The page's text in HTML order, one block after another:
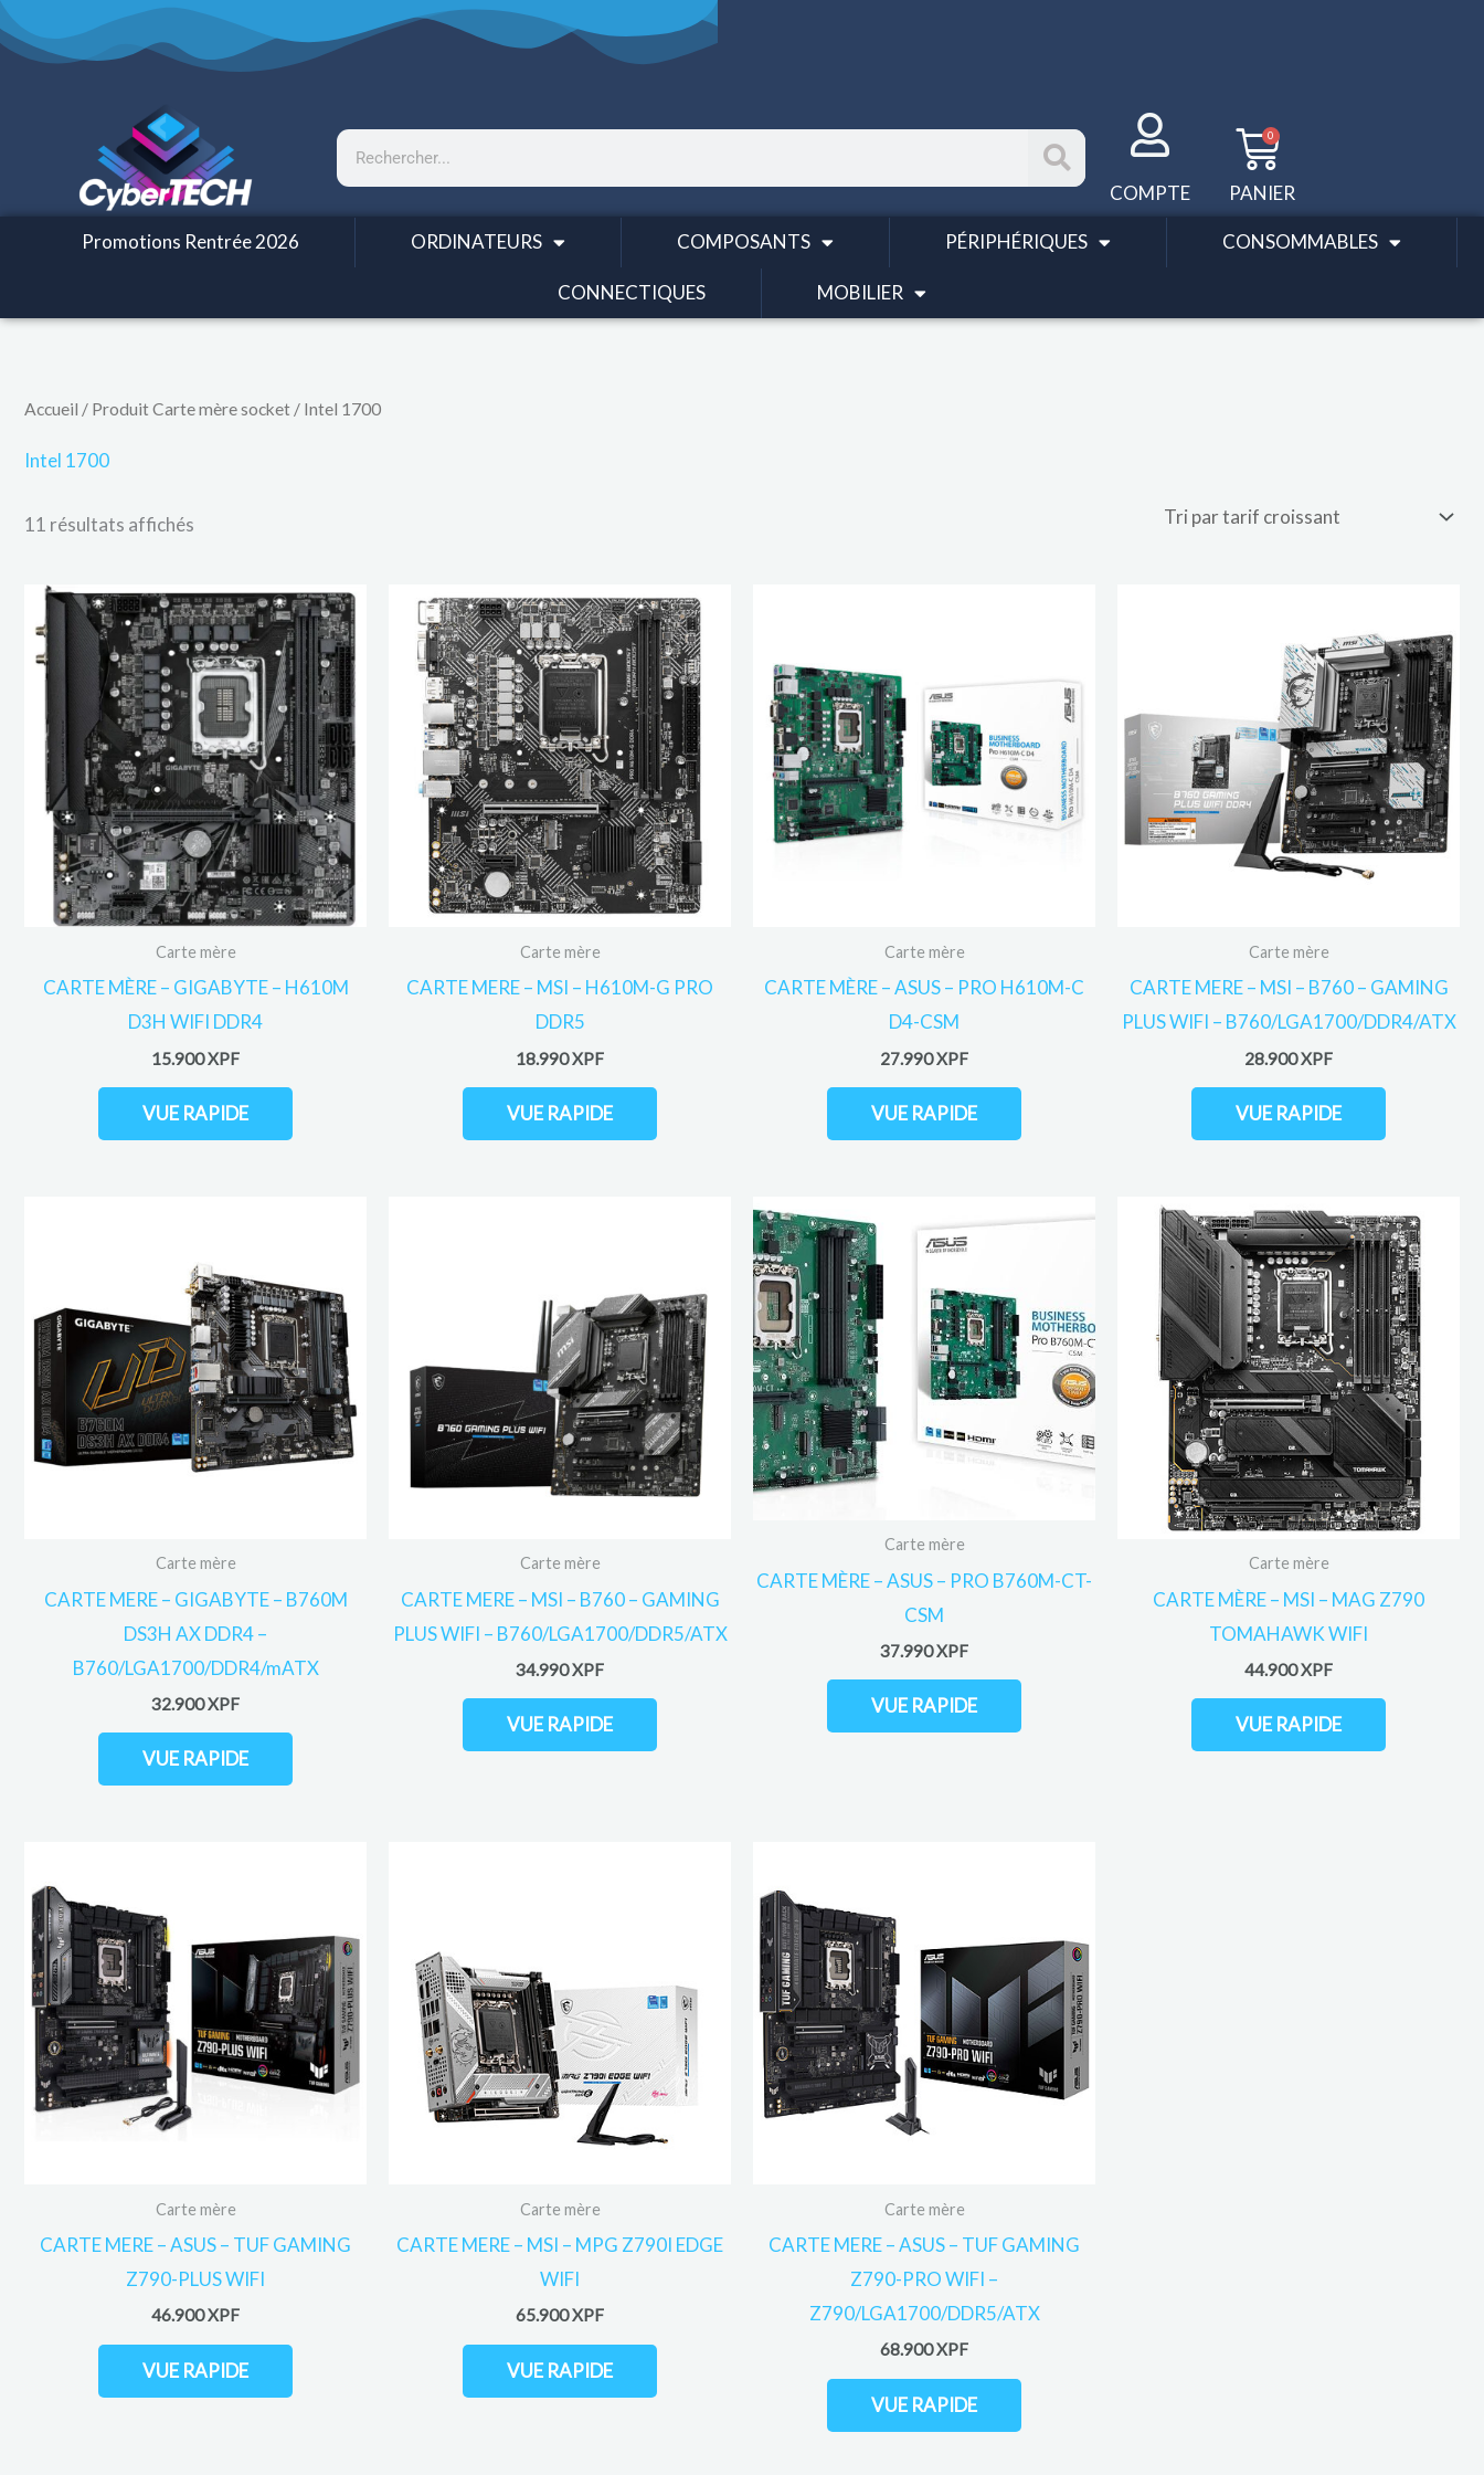
Aller
au
Rechercher
COMPTE
0
Panier
PANIER
Promotions Rentrée 2026 ORDINATEURS COMPOSANTS PÉRIPHÉRIQUES CONSOMMABLES
CONNECTIQUES MOBILIER
Accueil / Produit Carte mère socket / Intel 1700
Intel 1700
11 résultats affichés
Trié
par
Carte mère
CARTE MÈRE – GIGABYTE – H610M
D3H WIFI DDR4
15.900XPF
VUE RAPIDE
Carte mère
CARTE MERE – MSI – H610M-G PRO
DDR5
18.990XPF
VUE RAPIDE
Carte mère
CARTE MÈRE – ASUS – PRO H610M-C
D4-CSM
27.990XPF
VUE RAPIDE
Carte mère
CARTE MERE – MSI – B760 – GAMING
PLUS WIFI – B760/LGA1700/DDR4/ATX
28.900XPF
VUE RAPIDE
Carte mère
CARTE MERE – GIGABYTE – B760M
DS3H AX DDR4 –
B760/LGA1700/DDR4/mATX
32.900XPF
VUE RAPIDE
Carte mère
CARTE MERE – MSI – B760 – GAMING
PLUS WIFI – B760/LGA1700/DDR5/ATX
34.990XPF
VUE RAPIDE
Carte mère
CARTE MÈRE – ASUS – PRO B760M-CT-
CSM
37.990XPF
VUE RAPIDE
Carte mère
CARTE MÈRE – MSI – MAG Z790
TOMAHAWK WIFI
44.900XPF
VUE RAPIDE
Carte mère
CARTE MERE – ASUS – TUF GAMING
Z790-PLUS WIFI
46.900XPF
VUE RAPIDE
Carte mère
CARTE MERE – MSI – MPG Z790I EDGE
WIFI
65.900XPF
VUE RAPIDE
Carte mère
CARTE MERE – ASUS – TUF GAMING
Z790-PRO WIFI –
Z790/LGA1700/DDR5/ATX
68.900XPF
VUE RAPIDE